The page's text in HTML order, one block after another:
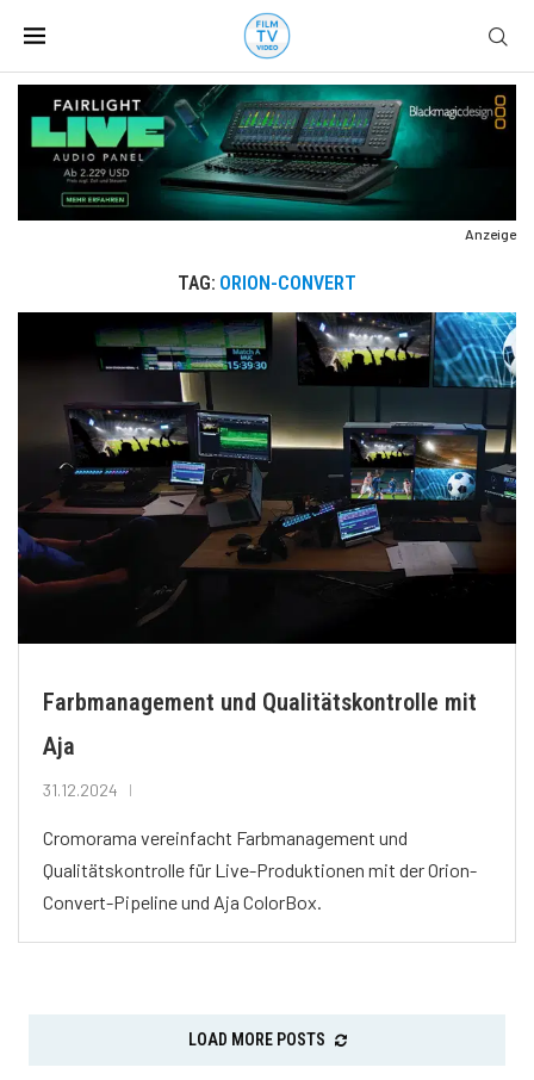
Anzeige
TAG: ORION-CONVERT
Farbmanagement und Qualitätskontrolle mit
Aja
31.12.2024
Cromorama vereinfacht Farbmanagement und
Qualitätskontrolle für Live-Produktionen mit der Orion-
Convert-Pipeline und Aja ColorBox.
LOAD MORE POSTS